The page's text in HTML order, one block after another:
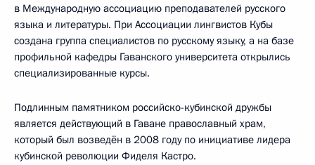
в Международную ассоциацию преподавателей русского
языка и литературы. При Ассоциации лингвистов Кубы
создана группа специалистов по русскому языку, а на базе
профильной кафедры Гаванского университета открылись
специализированные курсы.
Подлинным памятником российско-кубинской дружбы
является действующий в Гаване православный храм,
который был возведён в 2008 году по инициативе лидера
кубинской революции Фиделя Кастро.